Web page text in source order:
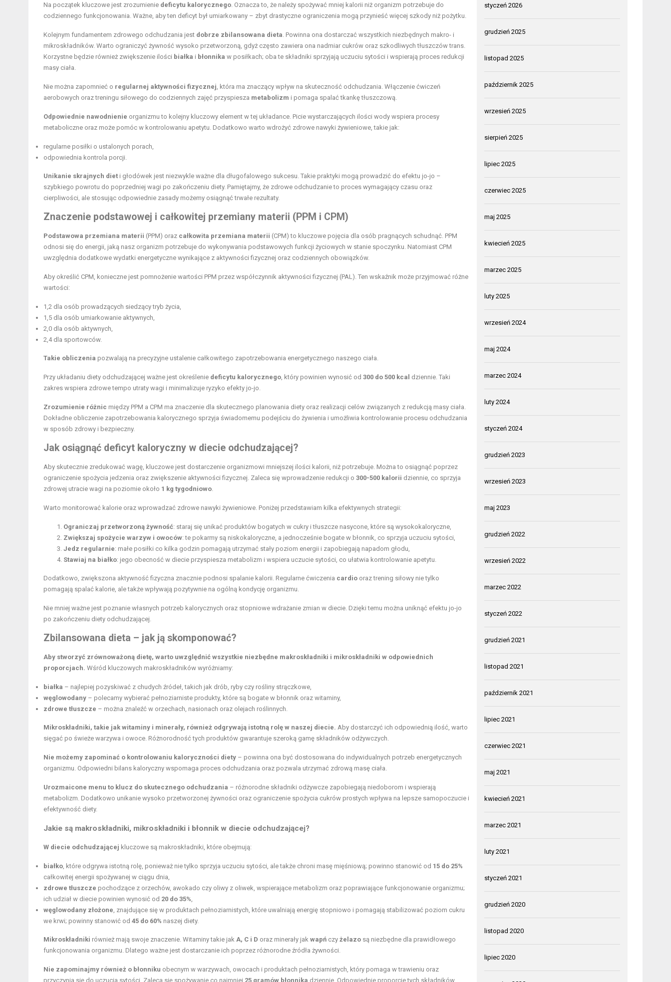
Na początek kluczowe jest zrozumienie deficytu kalorycznego . Oznacza to, że należy spożywać mniej kalorii niż organizm potrzebuje do
codziennego funkcjonowania. Ważne, aby ten deficyt był umiarkowany – zbyt drastyczne ograniczenia mogą przynieść więcej szkody niż pożytku.
Kolejnym fundamentem zdrowego odchudzania jest dobrze zbilansowana dieta . Powinna ona dostarczać wszystkich niezbędnych makro- i
mikroskładników. Warto ograniczyć żywność wysoko przetworzoną, gdyż często zawiera ona nadmiar cukrów oraz szkodliwych tłuszczów trans.
Korzystne będzie również zwiększenie ilości białka i błonnika w posiłkach; oba te składniki sprzyjają uczuciu sytości i wspierają proces redukcji
masy ciała.
Nie można zapomnieć o regularnej aktywności fizycznej , która ma znaczący wpływ na skuteczność odchudzania. Włączenie ćwiczeń
aerobowych oraz treningu siłowego do codziennych zajęć przyspiesza metabolizm i pomaga spalać tkankę tłuszczową.
Odpowiednie nawodnienie organizmu to kolejny kluczowy element w tej układance. Picie wystarczających ilości wody wspiera procesy
metaboliczne oraz może pomóc w kontrolowaniu apetytu. Dodatkowo warto wdrożyć zdrowe nawyki żywieniowe, takie jak:
regularne posiłki o ustalonych porach,
odpowiednia kontrola porcji.
Unikanie skrajnych diet i głodówek jest niezwykle ważne dla długofalowego sukcesu. Takie praktyki mogą prowadzić do efektu jo-jo –
szybkiego powrotu do poprzedniej wagi po zakończeniu diety. Pamiętajmy, że zdrowe odchudzanie to proces wymagający czasu oraz
cierpliwości, ale stosując odpowiednie zasady możemy osiągnąć trwałe rezultaty.
Znaczenie podstawowej i całkowitej przemiany materii (PPM i CPM)
Podstawowa przemiana materii (PPM) oraz całkowita przemiana materii (CPM) to kluczowe pojęcia dla osób pragnących schudnąć. PPM
odnosi się do energii, jaką nasz organizm potrzebuje do wykonywania podstawowych funkcji życiowych w stanie spoczynku. Natomiast CPM
uwzględnia dodatkowe wydatki energetyczne wynikające z aktywności fizycznej oraz codziennych obowiązków.
Aby określić CPM, konieczne jest pomnożenie wartości PPM przez współczynnik aktywności fizycznej (PAL). Ten wskaźnik może przyjmować różne
wartości:
1,2 dla osób prowadzących siedzący tryb życia
1,5 dla osób umiarkowanie aktywnych,
2,0 dla osób aktywnych
2,4 dla sportowców.
Takie obliczenia pozwalają na precyzyjne ustalenie całkowitego zapotrzebowania energetycznego naszego ciała.
Przy układaniu diety odchudzającej ważne jest określenie deficytu kalorycznego , który powinien wynosić od 300 do 500 kcal dziennie. Taki
zakres wspiera zdrowe tempo utraty wagi i minimalizuje ryzyko efekty jo-jo.
Zrozumienie różnic między PPM a CPM ma znaczenie dla skutecznego planowania diety oraz realizacji celów związanych z redukcją masy ciała.
Dokładne obliczenie zapotrzebowania kalorycznego sprzyja świadomemu podejściu do żywienia i umożliwia kontrolowanie procesu odchudzania
w sposób zdrowy i bezpieczny.
Jak osiągnąć deficyt kaloryczny w diecie odchudzającej?
Aby skutecznie zredukować wagę, kluczowe jest dostarczenie organizmowi mniejszej ilości kalorii, niż potrzebuje. Można to osiągnąć poprzez
ograniczenie spożycia jedzenia oraz zwiększenie aktywności fizycznej. Zaleca się wprowadzenie redukcji o 300-500 kalorii dziennie, co sprzyja
zdrowej utracie wagi na poziomie około 1 kg tygodniowo
Warto monitorować kalorie oraz wprowadzać zdrowe nawyki żywieniowe. Poniżej przedstawiam kilka efektywnych strategii:
Ograniczaj przetworzoną żywność: staraj się unikać produktów bogatych w cukry i tłuszcze nasycone, które są wysokokaloryczne,
Zwiększaj spożycie warzyw i owoców: te pokarmy są niskokaloryczne, a jednocześnie bogate w błonnik, co sprzyja uczuciu sytości,
Jedz regularnie: małe posiłki co kilka godzin pomagają utrzymać stały poziom energii i zapobiegają napadom głodu,
Stawiaj na białko: jego obecność w diecie przyspiesza metabolizm i wspiera uczucie sytości, co ułatwia kontrolowanie apetytu.
Dodatkowo, zwiększona aktywność fizyczna znacznie podnosi spalanie kalorii. Regularne ćwiczenia cardio oraz trening siłowy nie tylko
pomagają spalać kalorie, ale także wpływają pozytywnie na ogólną kondycję organizmu.
Nie mniej ważne jest poznanie własnych potrzeb kalorycznych oraz stopniowe wdrażanie zmian w diecie. Dzięki temu można uniknąć efektu jo-jo
po zakończeniu diety odchudzającej.
Zbilansowana dieta – jak ją skomponować?
Aby stworzyć zrównoważoną dietę, warto uwzględnić wszystkie niezbędne makroskładniki i mikroskładniki w odpowiednich
proporcjach. Wśród kluczowych makroskładników wyróżniamy:
białka – najlepiej pozyskiwać z chudych źródeł, takich jak drób, ryby czy rośliny strączkowe,
węglowodany – polecamy wybierać pełnoziarniste produkty, które są bogate w błonnik oraz witaminy,
zdrowe tłuszcze – można znaleźć w orzechach, nasionach oraz olejach roślinnych
Mikroskładniki, takie jak witaminy i minerały, również odgrywają istotną rolę w naszej diecie. Aby dostarczyć ich odpowiednią ilość, warto
sięgać po świeże warzywa i owoce. Różnorodność tych produktów gwarantuje szeroką gamę składników odżywczych.
Nie możemy zapominać o kontrolowaniu kaloryczności diety – powinna ona być dostosowana do indywidualnych potrzeb energetycznych
organizmu. Odpowiedni bilans kaloryczny wspomaga proces odchudzania oraz pozwala utrzymać zdrową masę ciała.
Urozmaicone menu to klucz do skutecznego odchudzania – różnorodne składniki odżywcze zapobiegają niedoborom i wspierają
metabolizm. Dodatkowo unikanie wysoko przetworzonej żywności oraz ograniczenie spożycia cukrów prostych wpływa na lepsze samopoczucie i
efektywność diety.
Jakie są makroskładniki, mikroskładniki i błonnik w diecie odchudzającej?
W diecie odchudzającej kluczowe są makroskładniki, które obejmują:
białko , które odgrywa istotną rolę, ponieważ nie tylko sprzyja uczuciu sytości, ale także chroni masę mięśniową; powinno stanowić od 15 do 25%
całkowitej energii spożywanej w ciągu dnia,
zdrowe tłuszcze pochodzące z orzechów, awokado czy oliwy z oliwek, wspierające metabolizm oraz poprawiające funkcjonowanie organizmu;
ich udział w diecie powinien wynosić od 20 do 35%
węglowodany złożone , znajdujące się w produktach pełnoziarnistych, które uwalniają energię stopniowo i pomagają stabilizować poziom cukru
we krwi; powinny stanowić od 45 do 60% naszej diety.
Mikroskładniki również mają swoje znaczenie. Witaminy takie jak A, C i D oraz minerały jak wapń czy żelazo są niezbędne dla prawidłowego
funkcjonowania organizmu. Dlatego ważne jest dostarczanie ich poprzez różnorodne źródła żywności.
Nie zapominajmy również o błonniku obecnym w warzywach, owocach i produktach pełnoziarnistych, który pomaga w trawieniu oraz
przyczynia się do uczucia sytości. Zaleca się spożywanie co najmniej 25 gramów błonnika dziennie. Odpowiednie proporcje tych składników
styczeń 2026
grudzień 2025
listopad 2025
październik 2025
wrzesień 2025
sierpień 2025
lipiec 2025
czerwiec 2025
maj 2025
kwiecień 2025
marzec 2025
luty 2025
wrzesień 2024
maj 2024
marzec 2024
luty 2024
styczeń 2024
grudzień 2023
wrzesień 2023
maj 2023
grudzień 2022
wrzesień 2022
marzec 2022
styczeń 2022
grudzień 2021
listopad 2021
październik 2021
lipiec 2021
czerwiec 2021
maj 2021
kwiecień 2021
marzec 2021
luty 2021
styczeń 2021
grudzień 2020
listopad 2020
lipiec 2020